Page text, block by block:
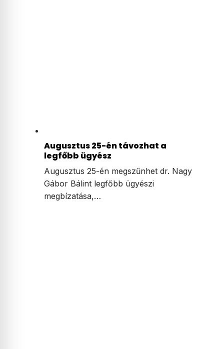
Augusztus 25-én távozhat a
legfőbb ügyész
Augusztus 25-én megszűnhet dr. Nagy
Gábor Bálint legfőbb ügyészi
megbízatása,…